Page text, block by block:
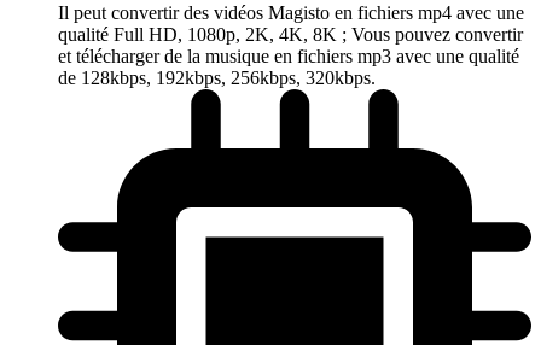
Il peut convertir des vidéos Magisto en fichiers mp4 avec une
qualité Full HD, 1080p, 2K, 4K, 8K ; Vous pouvez convertir
et télécharger de la musique en fichiers mp3 avec une qualité
de 128kbps, 192kbps, 256kbps, 320kbps.